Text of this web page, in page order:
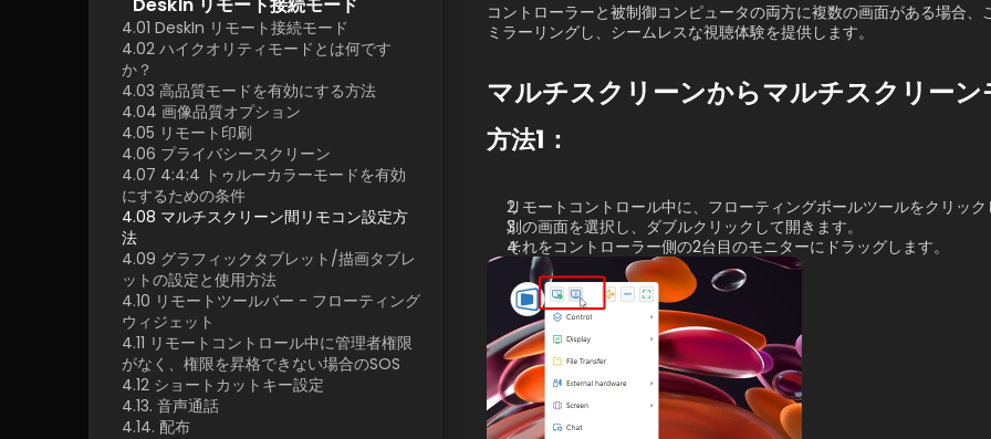
4.01 DeskIn リモート接続モード
4.02 ハイクオリティモードとは何です
か？
4.03 高品質モードを有効にする方法
4.04 画像品質オプション
4.05 リモート印刷
4.06 プライバシースクリーン
4.07 4:4:4 トゥルーカラーモードを有効
にするための条件
4.08 マルチスクリーン間リモコン設定方
法
4.09 グラフィックタブレット/描画タブレ
ットの設定と使用方法
4.10 リモートツールバー - フローティング
ウィジェット
4.11 リモートコントロール中に管理者権限
がなく、権限を昇格できない場合のSOS
4.12 ショートカットキー設定
4.13. 音声通話
4.14. 配布
コントローラーと被制御コンピュータの両方に複数の画面がある場合
ミラーリングし、シームレスな視聴体験を提供します。
マルチスクリーンからマルチスクリー
方法1：
リモートコントロール中に、フローティングボールツールをクリッ
別の画面を選択し、ダブルクリックして開きます。
それをコントローラー側の2台目のモニターにドラッグします。